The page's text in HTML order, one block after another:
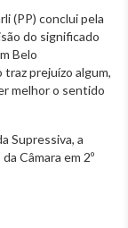
(PP) conclui pela
do significado
Belo
prejuízo algum,
melhor o sentido
Supressiva, a
Câmara em 2º